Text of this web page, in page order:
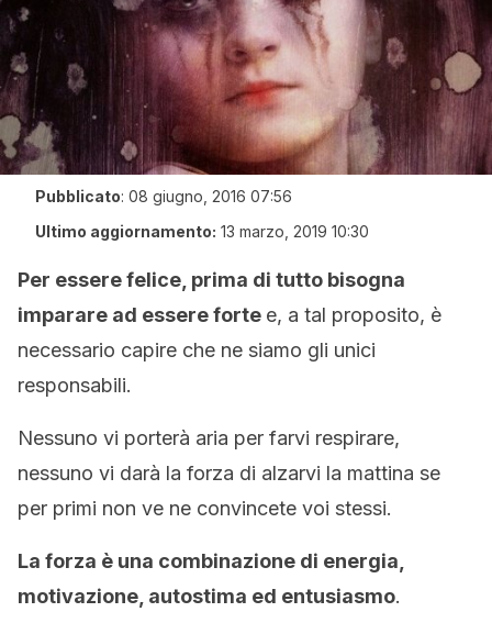
Pubblicato: 08 giugno, 2016 07:56
Ultimo aggiornamento: 13 marzo, 2019 10:30
Per essere felice, prima di tutto bisogna
imparare ad essere forte e, a tal proposito, è
necessario capire che ne siamo gli unici
responsabili.
Nessuno vi porterà aria per farvi respirare,
nessuno vi darà la forza di alzarvi la mattina se
per primi non ve ne convincete voi stessi.
La forza è una combinazione di energia,
motivazione, autostima ed entusiasmo.